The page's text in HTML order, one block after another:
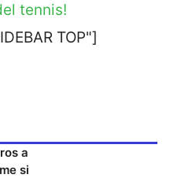
tennis!
TOP"]
a
si